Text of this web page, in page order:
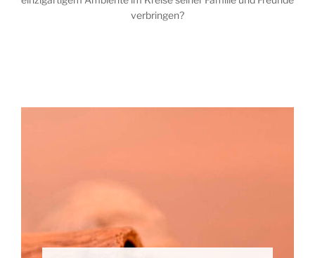
verbringen?